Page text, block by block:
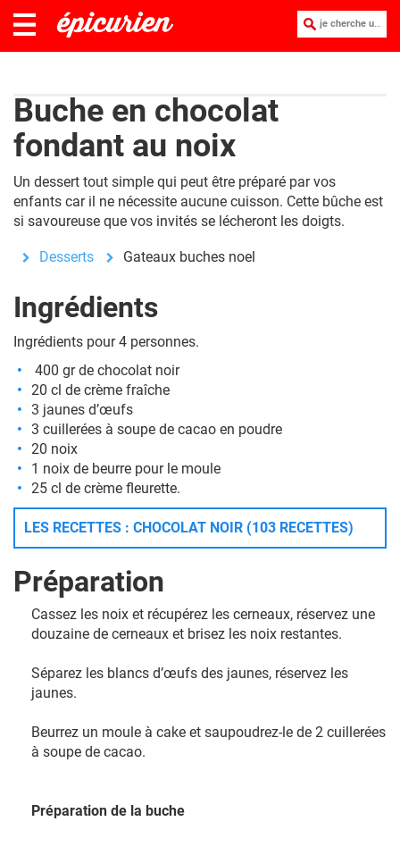
je cherche une recette :
Buche en chocolat
fondant au noix
Un dessert tout simple qui peut être préparé par vos
enfants car il ne nécessite aucune cuisson. Cette bûche est
si savoureuse que vos invités se lécheront les doigts.
Desserts Gateaux buches noel
Ingrédients
Ingrédients pour 4 personnes.
400 gr de chocolat noir
20 cl de crème fraîche
3 jaunes d’œufs
3 cuillerées à soupe de cacao en poudre
20 noix
1 noix de beurre pour le moule
25 cl de crème fleurette.
LES RECETTES : CHOCOLAT NOIR (103 RECETTES)
Préparation
Cassez les noix et récupérez les cerneaux, réservez une
douzaine de cerneaux et brisez les noix restantes.
Séparez les blancs d’œufs des jaunes, réservez les
jaunes.
Beurrez un moule à cake et saupoudrez-le de 2 cuillerées
à soupe de cacao.
Préparation de la buche